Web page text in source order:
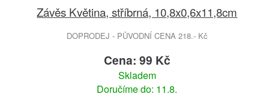
Závěs Květina, stříbrná, 10,8x0,6x11,8cm
DOPRODEJ - PŮVODNÍ CENA 218.- Kč
Cena: 99 Kč
Skladem
Doručíme do: 11.8.